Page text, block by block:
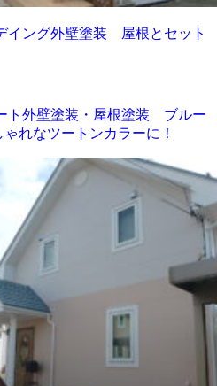
イング外壁塗装 屋根とセット
ト外壁塗装・屋根塗装 ブルー
れなツートンカラーに！